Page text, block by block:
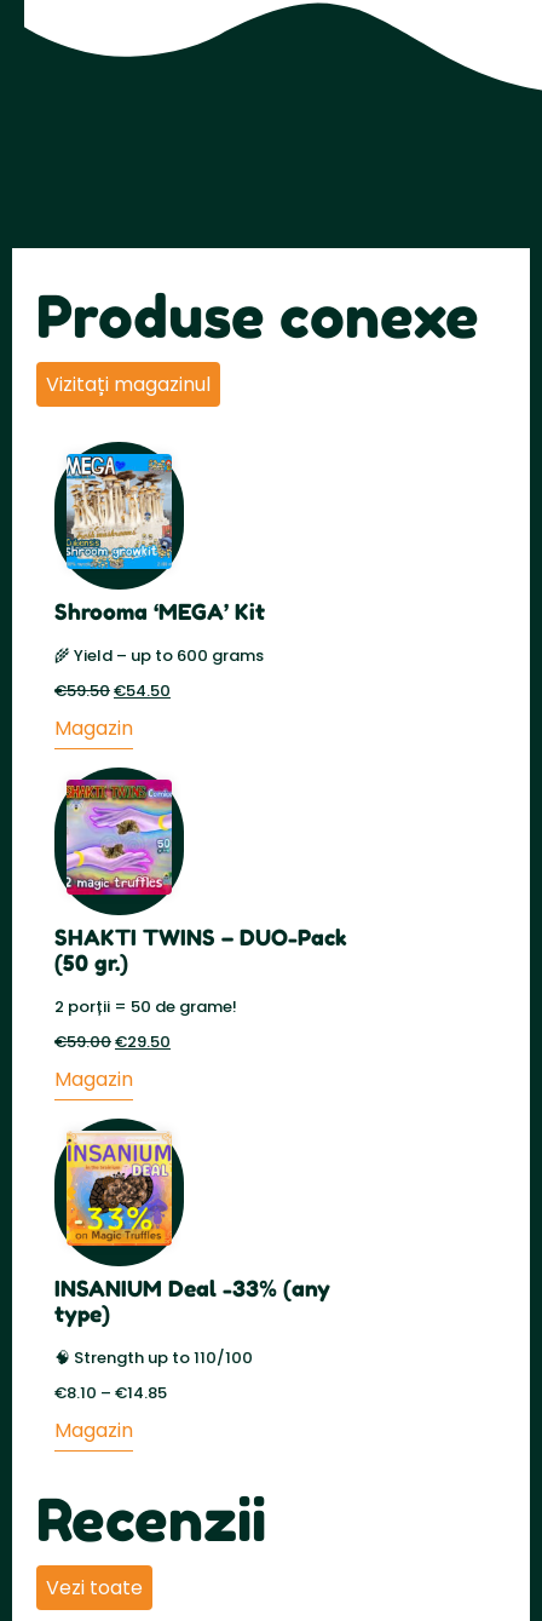
Produse conexe
Vizitați magazinul
Shrooma ‘MEGA’ Kit
🌾 Yield – up to 600 grams
€59.50Prețul
a
€59.50.
€54.50
Magazin
SHAKTI TWINS – DUO-Pack
(50 gr.)
2 porții = 50 de grame!
€59.00Prețul
a
€59.00.
€29.50
Magazin
INSANIUM Deal -33% (any
type)
🧠 Strength up to 110/100
€8.10 – €14.85
Magazin
Recenzii
Vezi toate